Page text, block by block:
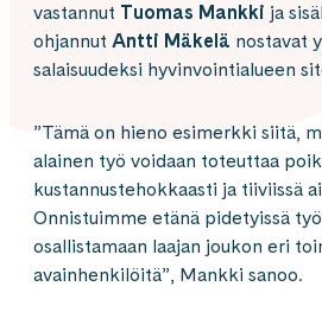
vastannut Tuomas Mankki ja
ohjannut Antti Mäkelä nostavat
salaisuudeksi hyvinvointialueen
”Tämä on hieno esimerkki siitä,
alainen työ voidaan toteuttaa
kustannustehokkaasti ja tiiviissä
Onnistuimme etänä pidetyissä
osallistamaan laajan joukon eri
avainhenkilöitä”, Mankki sanoo.